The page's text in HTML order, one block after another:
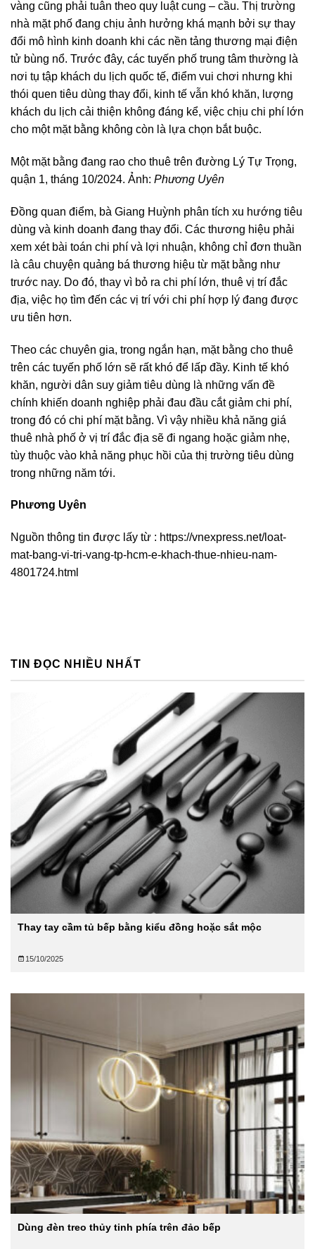
vàng cũng phải tuân theo quy luật cung – cầu. Thị trường
nhà mặt phố đang chịu ảnh hưởng khá mạnh bởi sự thay
đổi mô hình kinh doanh khi các nền tảng thương mại điện
tử bùng nổ. Trước đây, các tuyến phố trung tâm thường là
nơi tụ tập khách du lịch quốc tế, điểm vui chơi nhưng khi
thói quen tiêu dùng thay đổi, kinh tế vẫn khó khăn, lượng
khách du lịch cải thiện không đáng kể, việc chịu chi phí lớn
cho một mặt bằng không còn là lựa chọn bắt buộc.
Một mặt bằng đang rao cho thuê trên đường Lý Tự Trọng,
quận 1, tháng 10/2024. Ảnh: Phương Uyên
Đồng quan điểm, bà Giang Huỳnh phân tích xu hướng tiêu
dùng và kinh doanh đang thay đổi. Các thương hiệu phải
xem xét bài toán chi phí và lợi nhuận, không chỉ đơn thuần
là câu chuyện quảng bá thương hiệu từ mặt bằng như
trước nay. Do đó, thay vì bỏ ra chi phí lớn, thuê vị trí đắc
địa, việc họ tìm đến các vị trí với chi phí hợp lý đang được
ưu tiên hơn.
Theo các chuyên gia, trong ngắn hạn, mặt bằng cho thuê
trên các tuyến phố lớn sẽ rất khó để lấp đầy. Kinh tế khó
khăn, người dân suy giảm tiêu dùng là những vấn đề
chính khiến doanh nghiệp phải đau đầu cắt giảm chi phí,
trong đó có chi phí mặt bằng. Vì vậy nhiều khả năng giá
thuê nhà phố ở vị trí đắc địa sẽ đi ngang hoặc giảm nhẹ,
tùy thuộc vào khả năng phục hồi của thị trường tiêu dùng
trong những năm tới.
Phương Uyên
Nguồn thông tin được lấy từ : https://vnexpress.net/loat-
mat-bang-vi-tri-vang-tp-hcm-e-khach-thue-nhieu-nam-
4801724.html
TIN ĐỌC NHIỀU NHẤT
Thay tay cầm tủ bếp bằng kiểu đồng hoặc sắt mộc
15/10/2025
Dùng đèn treo thủy tinh phía trên đảo bếp